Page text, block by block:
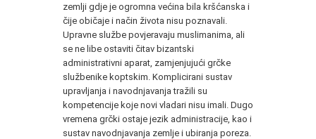
zemlji gdje je ogromna većina bila kršćanska i
čije običaje i način života nisu poznavali.
Upravne službe povjeravaju muslimanima, ali
se ne libe ostaviti čitav bizantski
administrativni aparat, zamjenjujući grčke
službenike koptskim. Komplicirani sustav
upravljanja i navodnjavanja tražili su
kompetencije koje novi vladari nisu imali. Dugo
vremena grčki ostaje jezik administracije, kao i
sustav navodnjavanja zemlje i ubiranja poreza.